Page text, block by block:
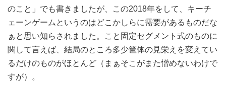
のこと」でも書きましたが、この2018年をして、キーチ
ェーンゲームというのはどこかしらに需要があるものだな
ぁと思い知らされました。こと固定セグメント式のものに
関して言えば、結局のところ多少筐体の見栄えを変えてい
るだけのものがほとんど（まぁそこがまた憎めないわけで
すが）。